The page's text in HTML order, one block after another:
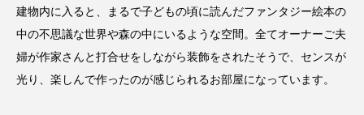
建物内に入ると、まるで子どもの頃に読んだファンタジー絵本の
中の不思議な世界や森の中にいるような空間。全てオーナーご夫
婦が作家さんと打合せをしながら装飾をされたそうで、センスが
光り、楽しんで作ったのが感じられるお部屋になっています。